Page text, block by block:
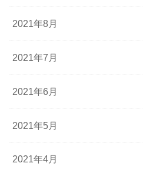
2021年8月
2021年7月
2021年6月
2021年5月
2021年4月